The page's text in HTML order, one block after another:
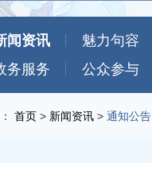
闻资讯 魅力句容
务服务
公众参与
首页 > 新闻资讯 > 通知公告